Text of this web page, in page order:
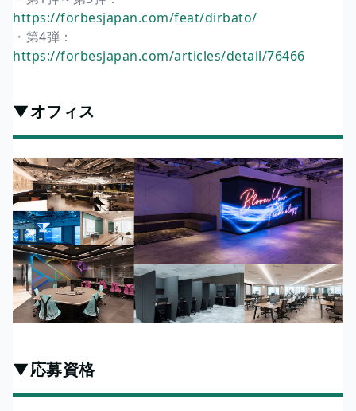
https://forbesjapan.com/feat/dirbato/
・第4弾：
https://forbesjapan.com/articles/detail/76466
▼オフィス
▼応募資格